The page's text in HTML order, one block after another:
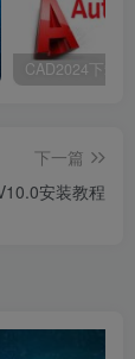
下一篇
安装教程